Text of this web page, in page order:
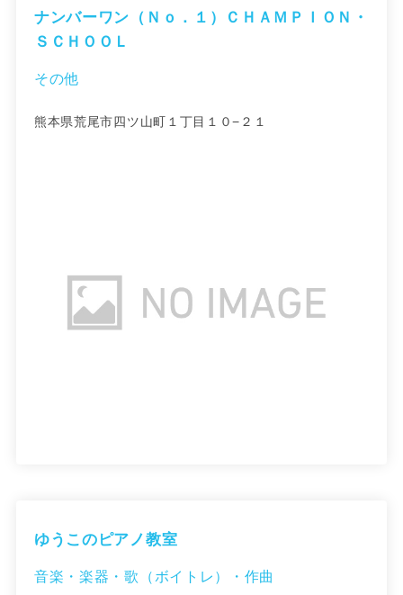
ナンバーワン（Ｎｏ．１）ＣＨＡＭＰＩＯＮ・
ＳＣＨＯＯＬ
その他
熊本県荒尾市四ツ山町１丁目１０−２１
ゆうこのピアノ教室
音楽・楽器・歌（ボイトレ）・作曲